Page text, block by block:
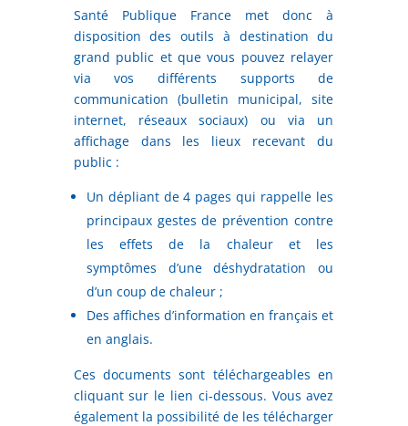
Santé Publique France met donc à
disposition des outils à destination du
grand public et que vous pouvez relayer
via vos différents supports de
communication (bulletin municipal, site
internet, réseaux sociaux) ou via un
affichage dans les lieux recevant du
public :
Un dépliant de 4 pages qui rappelle les
principaux gestes de prévention contre
les effets de la chaleur et les
symptômes d’une déshydratation ou
d’un coup de chaleur ;
Des affiches d’information en français et
en anglais.
Ces documents sont téléchargeables en
cliquant sur le lien ci-dessous. Vous avez
également la possibilité de les télécharger